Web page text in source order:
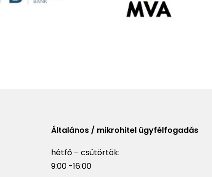
Általános / mikrohitel ügyfélfogadás
hétfő – csütörtök:
9:00 -16:00